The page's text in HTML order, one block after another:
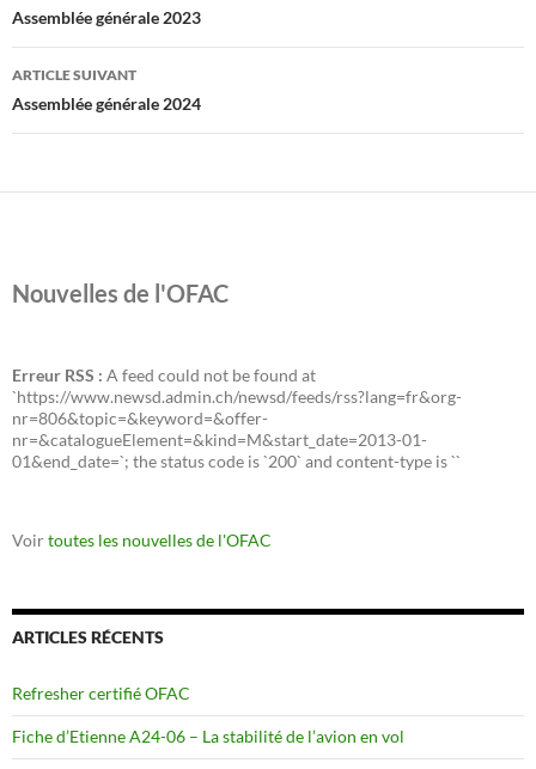
des
articles
Assemblée générale 2023
ARTICLE SUIVANT
Assemblée générale 2024
Nouvelles de l'OFAC
Erreur RSS : A feed could not be found at
`https://www.newsd.admin.ch/newsd/feeds/rss?lang=fr&org-
nr=806&topic=&keyword=&offer-
nr=&catalogueElement=&kind=M&start_date=2013-01-
01&end_date=`; the status code is `200` and content-type is ``
Voirtoutes les nouvelles de l'OFAC
ARTICLES RÉCENTS
Refresher certifié OFAC
Fiche d’Etienne A24-06 – La stabilité de l’avion en vol